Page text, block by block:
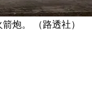
炮。 （路透社）